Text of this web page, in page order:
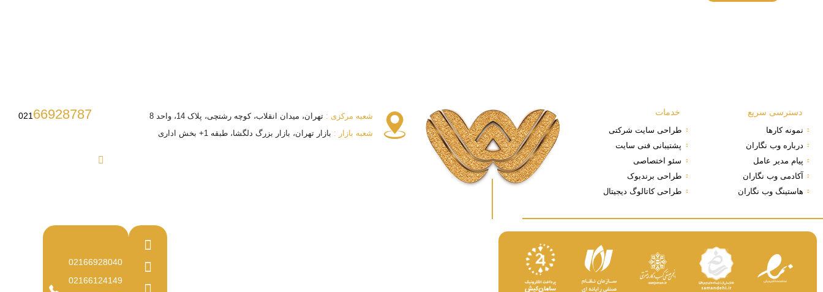
دسترسی سریع
نمونه کارها
درباره وب نگاران
پیام مدیر عامل
آکادمی وب نگاران
هاستینگ وب نگاران
خدمات
طراحی سایت شرکتی
پشتیبانی فنی سایت
سئو اختصاصی
طراحی برندبوک
طراحی کاتالوگ دیجیتال
شعبه مرکزی : تهران، میدان انقلاب، کوچه رشتچی، پلاک 14، واحد 8
شعبه بازار : بازار تهران، بازار بزرگ دلگشا، طبقه 1+ بخش اداری
02166928787
02166928040
02166124149